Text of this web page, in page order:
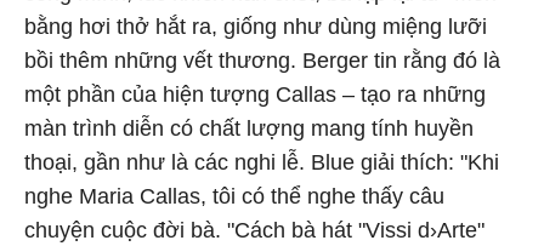
bằng hơi thở hắt ra, giống như dùng miệng lưỡi
bồi thêm những vết thương. Berger tin rằng đó là
một phần của hiện tượng Callas – tạo ra những
màn trình diễn có chất lượng mang tính huyền
thoại, gần như là các nghi lễ. Blue giải thích: "Khi
nghe Maria Callas, tôi có thể nghe thấy câu
chuyện cuộc đời bà. "Cách bà hát "Vissi d›Arte"